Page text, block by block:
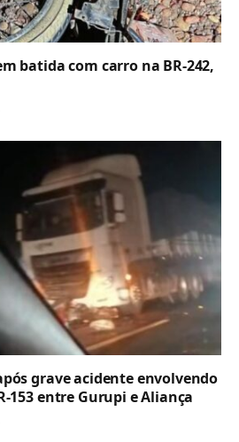
batida com carro na BR-242,
grave acidente envolvendo
153 entre Gurupi e Aliança